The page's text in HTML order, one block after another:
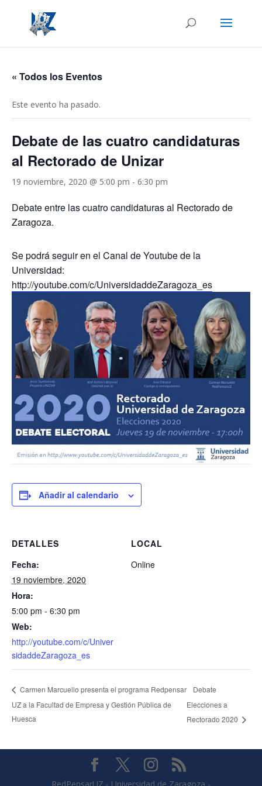
« Todos los Eventos
Este evento ha pasado.
Debate de las cuatro candidaturas
al Rectorado de Unizar
19 noviembre, 2020 @ 5:00 pm - 6:30 pm
Debate entre las cuatro candidaturas al Rectorado de
Zaragoza.
Se podrá seguir en el Canal de Youtube de la
Universidad:
http://youtube.com/c/UniversidaddeZaragoza_es
Añadir al calendario
DETALLES
Fecha:
19 noviembre, 2020
Hora:
5:00 pm - 6:30 pm
Web:
http://youtube.com/c/Univer
sidaddeZaragoza_es
LOCAL
Online
Carmen Marcuello presenta el programa Redpensar
UZ a la Facultad de Empresa y Gestión Pública de
Huesca
Debate
Elecciones a
Rectorado 2020